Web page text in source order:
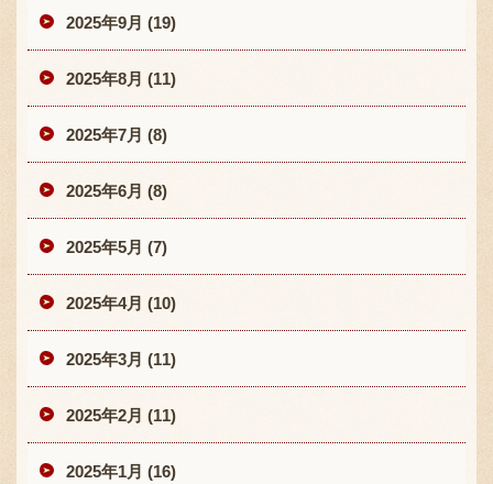
2025年9月 (19)
2025年8月 (11)
2025年7月 (8)
2025年6月 (8)
2025年5月 (7)
2025年4月 (10)
2025年3月 (11)
2025年2月 (11)
2025年1月 (16)